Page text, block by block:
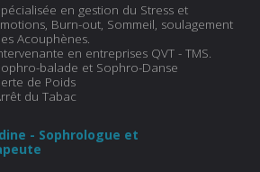
en gestion du Stress et
Burn-out, Sommeil, soulagement
Acouphènes.
en entreprises QVT - TMS.
balade et Sophro-Danse
de Poids
du Tabac
- Sophrologue et